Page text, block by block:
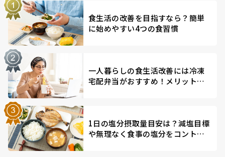
食生活の改善を目指すなら？簡単
に始めやすい4つの食習慣
一人暮らしの食生活改善には冷凍
宅配弁当がおすすめ！メリットを
1日の塩分摂取量目安は？減塩目標
や無理なく食事の塩分をコントロ